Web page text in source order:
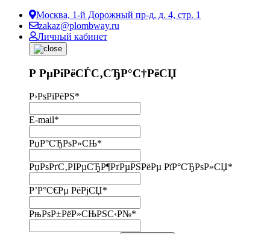
Москва, 1-й Дорожный пр-д, д. 4, стр. 1
zakaz@plombway.ru
Личный кабинет
Р РµРіРёСЃС‚СЂР°С†РёСЏ
Р›РѕРіРёРЅ*
E-mail*
РџР°СЂРѕР»СЊ*
РџРѕРґС‚РІРµСЂР¶РґРµРЅРёРµ РїР°СЂРѕР»СЏ*
Р’Р°С€Рµ РёРјСЏ*
РњРѕР±РёР»СЊРЅС‹Р№*